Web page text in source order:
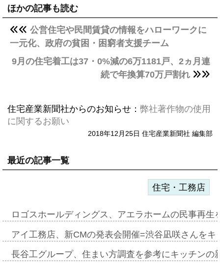
ほかの記事も読む
公営住宅や民間賃貸の情報をハローワークに
一元化、政府の貧困・困窮者支援チーム
9月の住宅着工は37・0%減の6万1181戸、2ヵ月連
続で年換算70万戸割れ
住宅産業新聞社からのお知らせ： 弊社著作物の使用
に関するお願い
2018年12月25日 住宅産業新聞社 編集部
最近の記事一覧
住宅・工務店
ロゴスホールディングス、アエラホームの民事再
アイ工務店、新CMの発表会開催=渋谷凪咲さんを
長谷工グループ、住まい方調査を参考にキッチン